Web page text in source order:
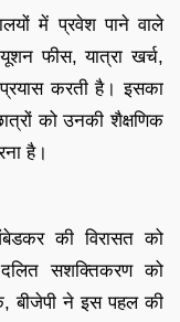
में प्रवेश पाने वाले
फीस, यात्रा खर्च,
करती है। इसका
को उनकी शैक्षणिक
है।
की विरासत को
सशक्तिकरण को
बीजेपी ने इस पहल की